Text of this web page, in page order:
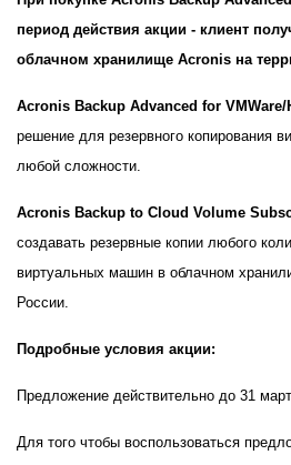
период действия акции - клиент
облачном хранилище Acronis на
Acronis Backup Advanced for VMWare/
решение для резервного копирования
любой сложности.
Acronis Backup to Cloud Volume
создавать резервные копии любого
виртуальных машин в облачном
России.
Подробные условия акции:
Предложение действительно до 31
Для того чтобы воспользоваться